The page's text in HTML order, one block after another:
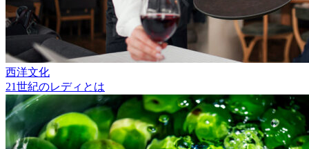
西洋文化
21世紀のレディとは